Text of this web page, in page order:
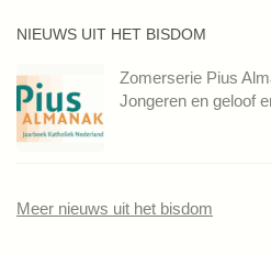
NIEUWS UIT HET BISDOM
Zomerserie Pius
Jongeren en geloof
Meer nieuws uit het bisdom